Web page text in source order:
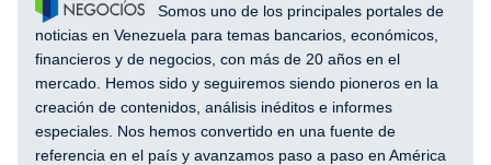
Somos uno de los principales portales de
noticias en Venezuela para temas bancarios, económicos,
financieros y de negocios, con más de 20 años en el
mercado. Hemos sido y seguiremos siendo pioneros en la
creación de contenidos, análisis inéditos e informes
especiales. Nos hemos convertido en una fuente de
referencia en el país y avanzamos paso a paso en América